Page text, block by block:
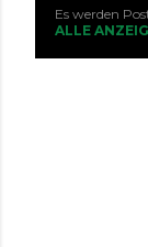
Es werden
ALLE